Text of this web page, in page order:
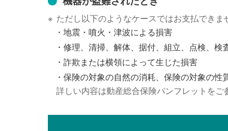
※ ただし以下のようなケースではお支払できま
・ 地震・噴火・津波による損害
・ 修理、清掃、解体、据付、組立、点検、
・ 詐欺または横領によって生じた損害
・ 保険の対象の自然の消耗、保険の対象の
詳しい内容は動産総合保険パンフレットをご